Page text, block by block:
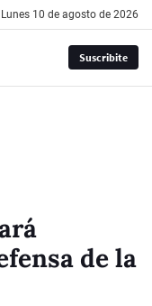
lunes 10 de agosto de 2026
Suscribite
de la